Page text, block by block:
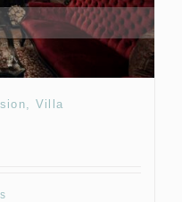
Villa